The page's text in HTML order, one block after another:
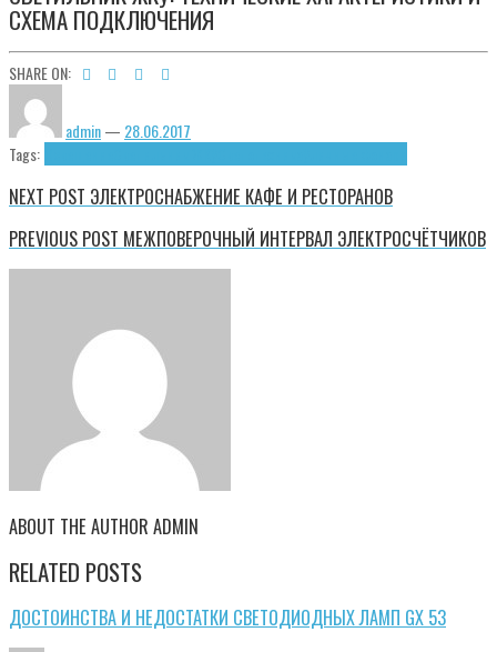
СХЕМА ПОДКЛЮЧЕНИЯ
SHARE ON:
admin— 28.06.2017
Tags:
NEXT POST ЭЛЕКТРОСНАБЖЕНИЕ КАФЕ И РЕСТОРАНОВ
PREVIOUS POST МЕЖПОВЕРОЧНЫЙ ИНТЕРВАЛ ЭЛЕКТРОСЧЁТЧИКОВ
ABOUT THE AUTHOR ADMIN
RELATED POSTS
ДОСТОИНСТВА И НЕДОСТАТКИ СВЕТОДИОДНЫХ ЛАМП GX 53